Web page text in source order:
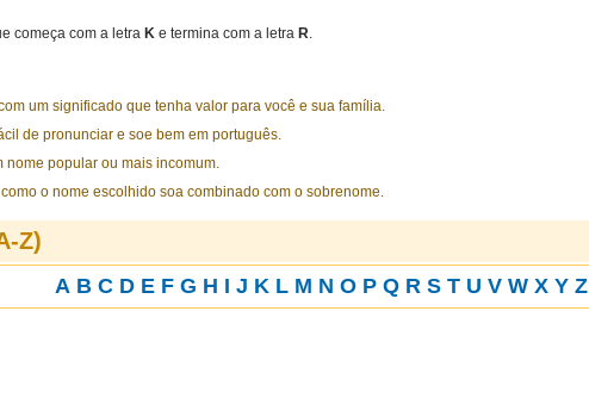
começa com a letra K e termina com a letra R.
um significado que tenha valor para você e sua família.
de pronunciar e soe bem em português.
nome popular ou mais incomum.
o nome escolhido soa combinado com o sobrenome.
Z)
A B C D E F G H I J K L M N O P Q R S T U V W X Y Z